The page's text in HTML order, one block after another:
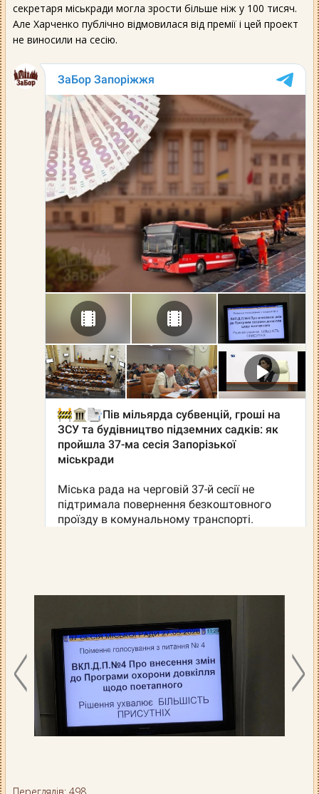
секретаря міськради могла зрости більше ніж у 100 тисяч.
Але Харченко публічно відмовилася від премії і цей проект
не виносили на сесію.
Переглядів: 498.